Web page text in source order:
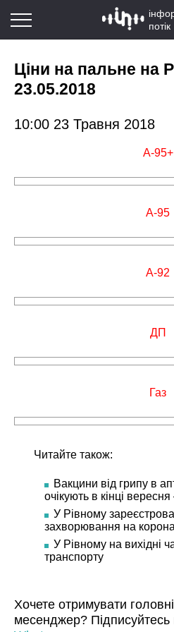
потік
Ціни на пальне на
23.05.2018
10:00 23 Травня 2018
А-95+
А-95
А-92
ДП
Газ
Читайте також:
Вакцини від грипу в
очікують в кінці
У Рівному
захворювання на
У Рівному на вихідні
транспорту
Хочете отримувати
месенджер?